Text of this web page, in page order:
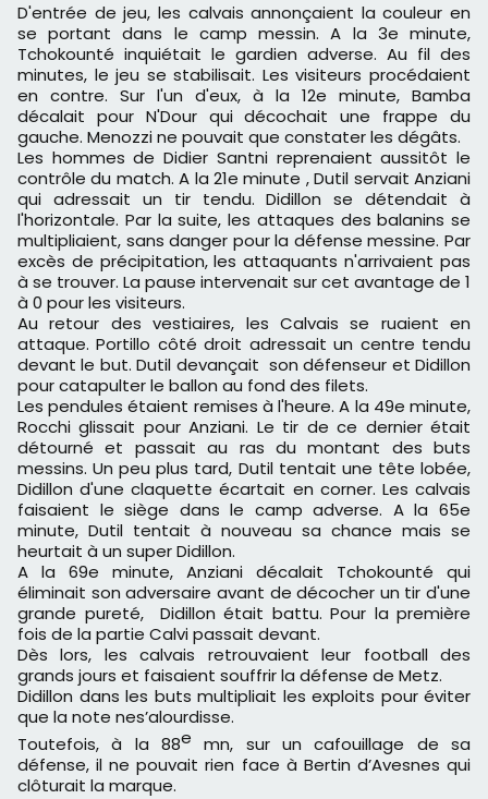
D'entrée de jeu, les calvais annonçaient la couleur en
se portant dans le camp messin. A la 3e minute,
Tchokounté inquiétait le gardien adverse. Au fil des
minutes, le jeu se stabilisait. Les visiteurs procédaient
en contre. Sur l'un d'eux, à la 12e minute, Bamba
décalait pour N'Dour qui décochait une frappe du
gauche. Menozzi ne pouvait que constater les dégâts.
Les hommes de Didier Santni reprenaient aussitôt le
contrôle du match. A la 21e minute , Dutil servait Anziani
qui adressait un tir tendu. Didillon se détendait à
l'horizontale. Par la suite, les attaques des balanins se
multipliaient, sans danger pour la défense messine. Par
excès de précipitation, les attaquants n'arrivaient pas
à se trouver. La pause intervenait sur cet avantage de 1
à 0 pour les visiteurs.
Au retour des vestiaires, les Calvais se ruaient en
attaque. Portillo côté droit adressait un centre tendu
devant le but. Dutil devançait son défenseur et Didillon
pour catapulter le ballon au fond des filets.
Les pendules étaient remises à l'heure. A la 49e minute,
Rocchi glissait pour Anziani. Le tir de ce dernier était
détourné et passait au ras du montant des buts
messins. Un peu plus tard, Dutil tentait une tête lobée,
Didillon d'une claquette écartait en corner. Les calvais
faisaient le siège dans le camp adverse. A la 65e
minute, Dutil tentait à nouveau sa chance mais se
heurtait à un super Didillon.
A la 69e minute, Anziani décalait Tchokounté qui
éliminait son adversaire avant de décocher un tir d'une
grande pureté, Didillon était battu. Pour la première
fois de la partie Calvi passait devant.
Dès lors, les calvais retrouvaient leur football des
grands jours et faisaient souffrir la défense de Metz.
Didillon dans les buts multipliait les exploits pour éviter
que la note nes’alourdisse.
Toutefois, à la 88e mn, sur un cafouillage de sa
défense, il ne pouvait rien face à Bertin d’Avesnes qui
clôturait la marque.